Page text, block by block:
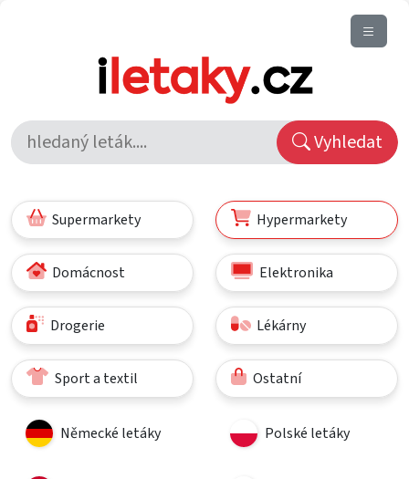
Vyhledat
Supermarkety Hypermarkety
Domácnost Elektronika
Drogerie Lékárny
Sport a textil Ostatní
Německé letáky Polské letáky